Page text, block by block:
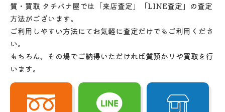
質・買取 タチバナ屋では「来店査定」「LINE査定」の査定
方法がございます。
ご利用しやすい方法にてお気軽に査定だけでもご利用くださ
い。
もちろん、その場でご納得いただければ質預かりや買取を行
います。